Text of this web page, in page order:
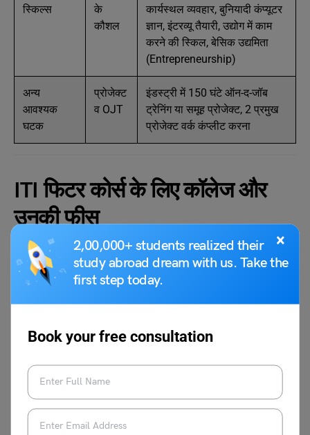
×
2,00,000+ students realized their
study abroad dream with us. Take the
first step today.
Book your free consultation
स्किल्स
के
कौशल
कार्यस्थल व्यवहार, बुनियादी कंप्यूटर
ज्ञान, इंटरव्यू तैयारी, उद्योग में काम
करने की स्किल, बेसिक उद्यमिता
(Entrepreneurship)
अन्य
आवश्यक
घटक
प्रोजेक्ट
व OJT
इंडस्ट्री में 150 घंटे ऑन-द-जॉब
ट्रेनिंग या समूह प्रोजेक्ट, 2 प्रमुख
प्रोजेक्ट वर्क कंप्लीट करना
ITI फिटर कोर्स के लिए कॉलेज और
उनकी फीस
यहाँ ITI फिटर कोर्स के लिए कॉलेज के नाम दिए गए हैं, जिसमें सरकारी और
प्राइवेट दोनों तरह के कॉलेज के नाम शामिल हैं। यहाँ दी गई कॉलेज की
क्योंकि इसमें बदलाव संभव है –
ITI फिटर कोर्स के लिए सरकारी कॉलेज और
उनकी अनुमानित फीस